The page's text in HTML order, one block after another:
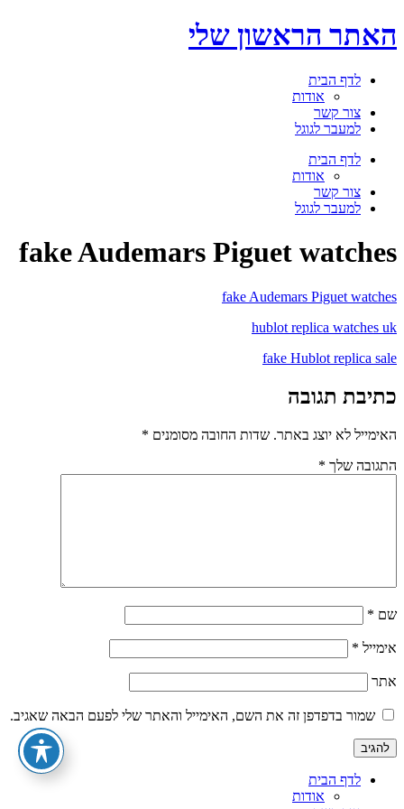
דלג
לתוכן
האתר הראשון שלי
לדף הבית
אודות
צור קשר
למעבר לגוגל
תפריט לדף הבית
אודות
צור קשר
למעבר לגוגל
fake Audemars Piguet watches
fake Audemars Piguet watches
hublot replica watches uk
fake Hublot replica sale
כתיבת תגובה
האימייל לא יוצג באתר. שדות החובה מסומנים *
התגובה שלך *
שם *
אימייל *
אתר
שמור בדפדפן זה את השם, האימייל והאתר שלי לפעם הבאה שאגיב.
לדף הבית
אודות